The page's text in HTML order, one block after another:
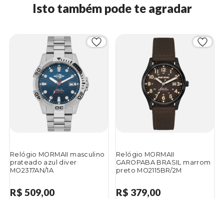
Isto também pode te agradar
Relógio MORMAII masculino
prateado azul diver
MO2317AN/1A
R$ 509,00
Relógio MORMAII
GAROPABA BRASIL marrom
preto MO2115BR/2M
R$ 379,00